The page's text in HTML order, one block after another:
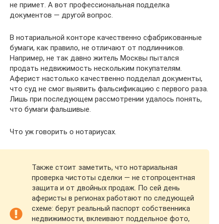
не примет. А вот профессиональная подделка
документов — другой вопрос.
В нотариальной конторе качественно сфабрикованные
бумаги, как правило, не отличают от подлинников.
Например, не так давно житель Москвы пытался
продать недвижимость нескольким покупателям.
Аферист настолько качественно подделал документы,
что суд не смог выявить фальсификацию с первого раза.
Лишь при последующем рассмотрении удалось понять,
что бумаги фальшивые.
Что уж говорить о нотариусах.
Также стоит заметить, что нотариальная
проверка чистоты сделки — не стопроцентная
защита и от двойных продаж. По сей день
аферисты в регионах работают по следующей
схеме: берут реальный паспорт собственника
недвижимости, вклеивают поддельное фото,